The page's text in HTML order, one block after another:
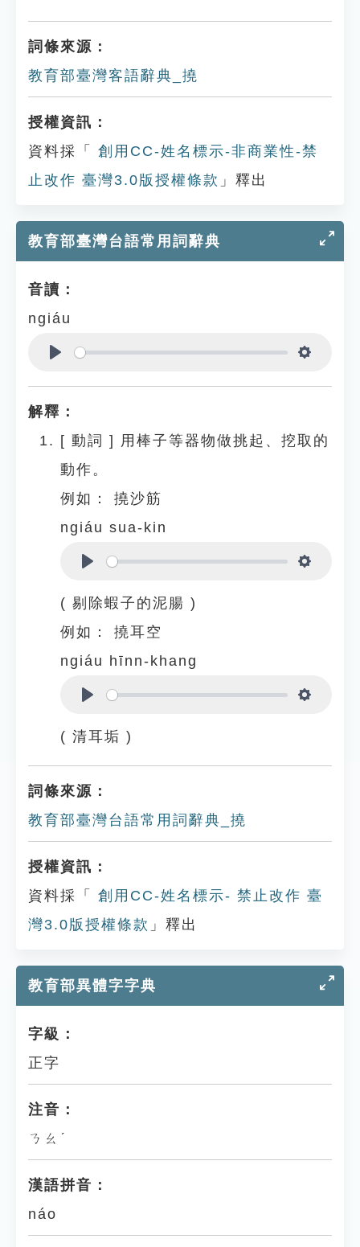
詞條來源：
教育部臺灣客語辭典_撓
授權資訊：
資料採「
創用CC-姓名標示-非商業性-禁
止改作 臺灣3.0版授權條款 」釋出
教育部臺灣台語常用詞辭典
音讀：
ngiáu
解釋：
[ 動詞 ] 用棒子等器物做挑起、挖取的
動作。
例如：
撓沙筋
ngiáu sua-kin
( 剔除蝦子的泥腸 )
例如：
撓耳空
ngiáu hīnn-khang
( 清耳垢 )
詞條來源：
教育部臺灣台語常用詞辭典_撓
授權資訊：
資料採「
創用CC-姓名標示- 禁止改作 臺
灣3.0版授權條款 」釋出
教育部異體字字典
字級：
正字
注音：
ㄋㄠˊ
漢語拼音：
náo